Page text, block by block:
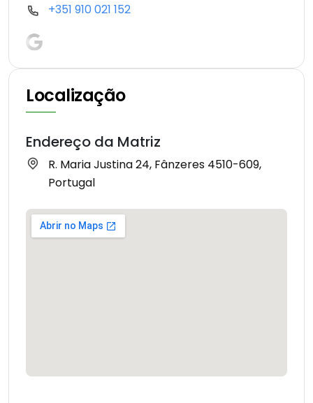
+351 910 021 152
Localização
Endereço da Matriz
R. Maria Justina 24, Fânzeres 4510-609,
Portugal